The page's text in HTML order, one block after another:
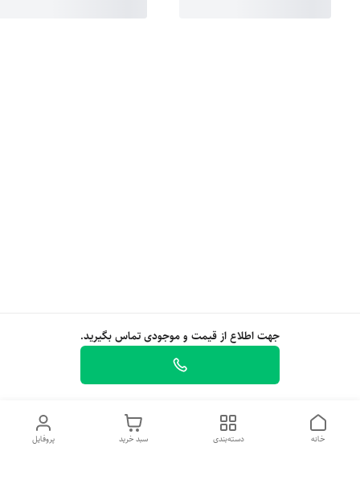
جهت اطلاع از قیمت و موجودی تماس بگیرید.
پروفایل سبد خرید دسته‌بندی خانه